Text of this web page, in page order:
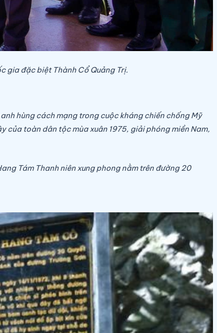
gia đặc biệt Thành Cổ Quảng Trị.
hùng cách mạng trong cuộc kháng chiến chống Mỹ
toàn dân tộc mùa xuân 1975, giải phóng miền Nam,
Tám Thanh niên xung phong nằm trên đường 20